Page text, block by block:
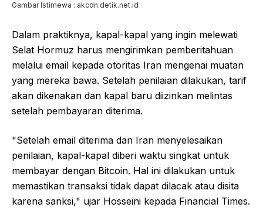
Gambar Istimewa : akcdn.detik.net.id
Dalam praktiknya, kapal-kapal yang ingin melewati
Selat Hormuz harus mengirimkan pemberitahuan
melalui email kepada otoritas Iran mengenai muatan
yang mereka bawa. Setelah penilaian dilakukan, tarif
akan dikenakan dan kapal baru diizinkan melintas
setelah pembayaran diterima.
"Setelah email diterima dan Iran menyelesaikan
penilaian, kapal-kapal diberi waktu singkat untuk
membayar dengan Bitcoin. Hal ini dilakukan untuk
memastikan transaksi tidak dapat dilacak atau disita
karena sanksi," ujar Hosseini kepada Financial Times.